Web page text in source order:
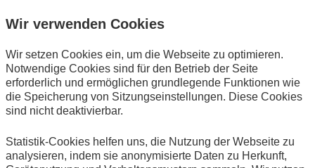
Direktdownload
AWV-Verlag, 2012 | Seitenanzahl: 42 | Bestellnummer:
06640 | ISBN: 978-3-931193-72-0
Wir verwenden Cookies
Wir setzen Cookies ein, um die Webseite zu optimieren.
Notwendige Cookies sind für den Betrieb der Seite
erforderlich und ermöglichen grundlegende Funktionen wie
die Speicherung von Sitzungseinstellungen. Diese Cookies
sind nicht deaktivierbar.
Statistik-Cookies helfen uns, die Nutzung der Webseite zu
analysieren, indem sie anonymisierte Daten zu Herkunft,